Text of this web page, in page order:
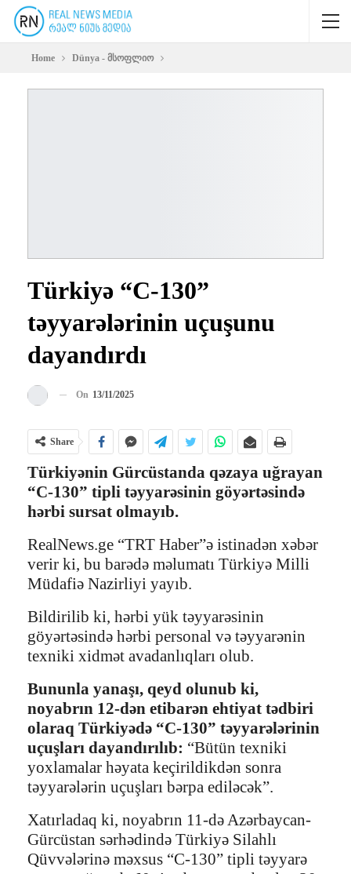
Home Dünya - მსოფლიო
Türkiyə “C-130”
təyyarələrinin uçuşunu
dayandırdı
On 13/11/2025
Share
Türkiyənin Gürcüstanda qəzaya uğrayan
“C-130” tipli təyyarəsinin göyərtəsində
hərbi sursat olmayıb.
RealNews.ge “TRT Haber”ə istinadən xəbər
verir ki, bu barədə məlumatı Türkiyə Milli
Müdafiə Nazirliyi yayıb.
Bildirilib ki, hərbi yük təyyarəsinin
göyərtəsində hərbi personal və təyyarənin
texniki xidmət avadanlıqları olub.
Bununla yanaşı, qeyd olunub ki,
noyabrın 12-dən etibarən ehtiyat tədbiri
olaraq Türkiyədə “C-130” təyyarələrinin
uçuşları dayandırılıb: “Bütün texniki
yoxlamalar həyata keçirildikdən sonra
təyyarələrin uçuşları bərpa ediləcək”.
Xatırladaq ki, noyabrın 11-də Azərbaycan-
Gürcüstan sərhədində Türkiyə Silahlı
Qüvvələrinə məxsus “C-130” tipli təyyarə